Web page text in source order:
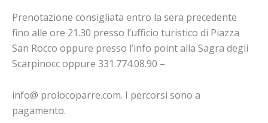
Prenotazione consigliata entro la sera precedente
fino alle ore 21.30 presso l’ufficio turistico di Piazza
San Rocco oppure presso l’info point alla Sagra degli
Scarpinocc oppure 331.774.08.90 –
info@ prolocoparre.com. I percorsi sono a
pagamento.